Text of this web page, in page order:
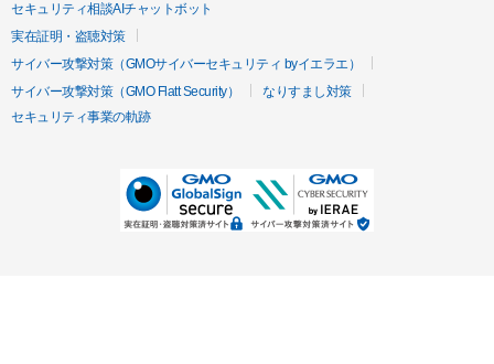
セキュリティ相談AIチャットボット
実在証明・盗聴対策
サイバー攻撃対策（GMOサイバーセキュリティ byイエラエ）
サイバー攻撃対策（GMO Flatt Security）
なりすまし対策
セキュリティ事業の軌跡